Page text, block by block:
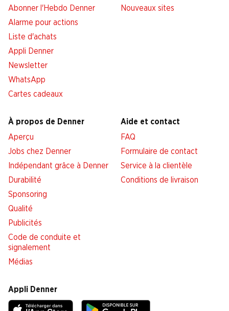
Abonner l'Hebdo Denner
Alarme pour actions
Liste d'achats
Appli Denner
Newsletter
WhatsApp
Cartes cadeaux
Nouveaux sites
À propos de Denner
Aperçu
Jobs chez Denner
Indépendant grâce à Denner
Durabilité
Sponsoring
Qualité
Publicités
Code de conduite et
signalement
Médias
Aide et contact
FAQ
Formulaire de contact
Service à la clientèle
Conditions de livraison
Appli Denner